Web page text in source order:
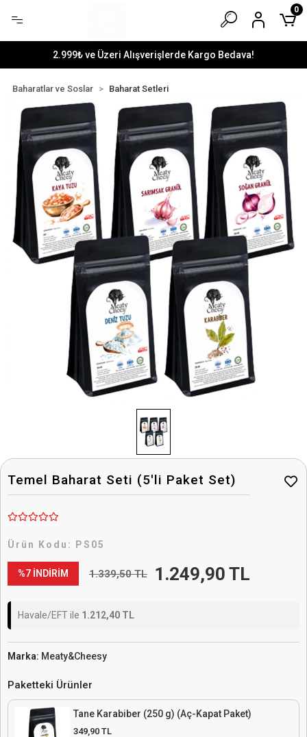
2.999₺ ve Üzeri Alışverişlerde Kargo Bedava!
0
Baharatlar ve Soslar Baharat Setleri
Temel Baharat Seti (5'li Paket Set)
Ürün Kodu: PS05
%7 İNDİRİM 1.339,50 TL 1.249,90 TL
Havale/EFT ile 1.212,40 TL
Marka: Meaty&Cheesy
Paketteki Ürünler
Tane Karabiber (250 g) (Aç-Kapat Paket)
349,90 TL